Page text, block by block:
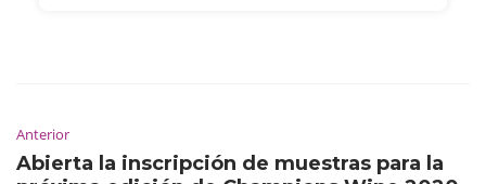
Anterior
Abierta la inscripción de muestras para la